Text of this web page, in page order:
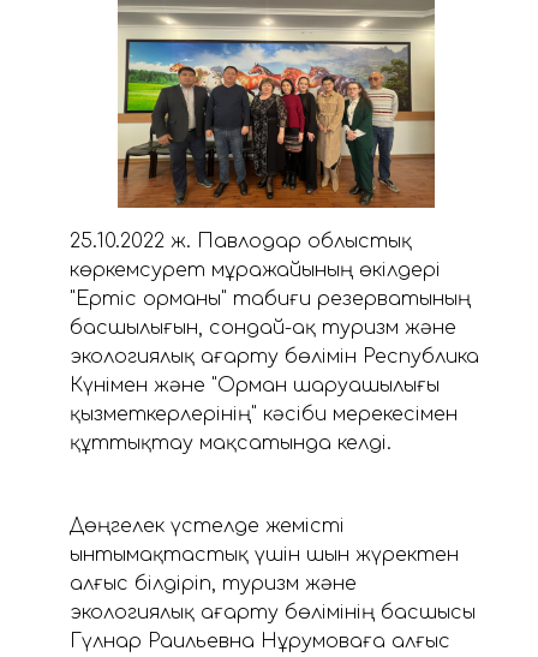
25.10.2022 ж. Павлодар облыстық
көркемсурет мұражайының өкілдері
"Ертіс орманы" табиғи резерватының
басшылығын, сондай-ақ туризм және
экологиялық ағарту бөлімін Республика
Күнімен және "Орман шаруашылығы
қызметкерлерінің" кәсіби мерекесімен
құттықтау мақсатында келді.
Дөңгелек үстелде жемісті
ынтымақтастық үшін шын жүректен
алғыс білдіріп, туризм және
экологиялық ағарту бөлімінің басшысы
Гүлнар Раильевна Нұрумоваға алғыс